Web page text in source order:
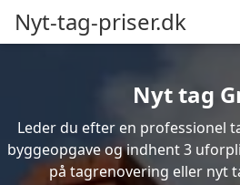
Nyt-tag-priser.dk
Nyt tag
Leder du efter en professionel
byggeopgave og indhent 3
på tagrenovering eller nyt